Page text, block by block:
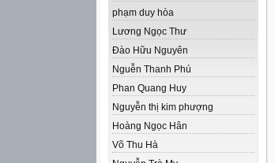
phạm duy hòa
Lương Ngọc Thư
Đào Hữu Nguyên
Nguễn Thanh Phú
Phan Quang Huy
Nguyễn thị kim phượng
Hoàng Ngọc Hân
Võ Thu Hà